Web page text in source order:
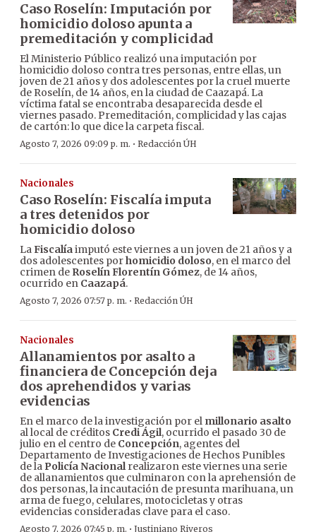
Caso Roselín: Imputación por
homicidio doloso apunta a
premeditación y complicidad
El Ministerio Público realizó una imputación por
homicidio doloso contra tres personas, entre ellas, un
joven de 21 años y dos adolescentes por la cruel muerte
de Roselín, de 14 años, en la ciudad de Caazapá. La
víctima fatal se encontraba desaparecida desde el
viernes pasado. Premeditación, complicidad y las cajas
de cartón: lo que dice la carpeta fiscal.
Agosto 7, 2026 09:09 p. m. · Redacción ÚH
Nacionales
Caso Roselín: Fiscalía imputa
a tres detenidos por
homicidio doloso
LaFiscalíaimputó este viernes a un joven de 21 años y a
dos adolescentes porhomicidio doloso, en el marco del
crimen de Roselín Florentín Gómez, de 14 años,
ocurrido en Caazapá.
Agosto 7, 2026 07:57 p. m. · Redacción ÚH
Nacionales
Allanamientos por asalto a
financiera de Concepción deja
dos aprehendidos y varias
evidencias
En el marco de la investigación por el millonario asalto
al local de créditos Credi Ágil, ocurrido el pasado 30 de
julio en el centro de Concepción, agentes del
Departamento de Investigaciones de Hechos Punibles
de la Policía Nacionalrealizaron este viernes una serie
de allanamientos que culminaron con la aprehensión de
dos personas, la incautación de presunta marihuana, un
arma de fuego, celulares, motocicletas y otras
evidencias consideradas clave para el caso.
Agosto 7, 2026 07:45 p. m. Justiniano Riveros